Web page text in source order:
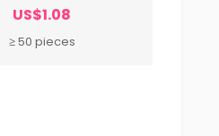
US$1.08
≥ 50 pieces